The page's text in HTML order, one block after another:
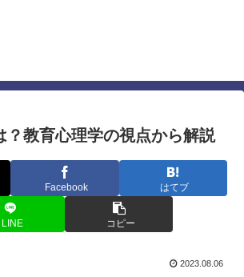
？教育心理学の視点から解説
Facebook はてブ
LINE コピー
2023.08.06